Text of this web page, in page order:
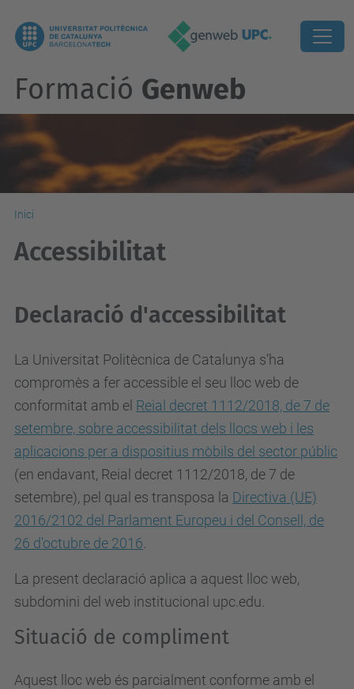
Formació Genweb
Inici
Accessibilitat
Declaració d'accessibilitat
La Universitat Politècnica de Catalunya s’ha
compromès a fer accessible el seu lloc web de
conformitat amb el Reial decret 1112/2018, de 7 de
setembre, sobre accessibilitat dels llocs web i les
aplicacions per a dispositius mòbils del sector públic
(en endavant, Reial decret 1112/2018, de 7 de
setembre), pel qual es transposa la Directiva (UE)
2016/2102 del Parlament Europeu i del Consell, de
26 d'octubre de 2016
La present declaració aplica a aquest lloc web,
subdomini del web institucional upc.edu.
Situació de compliment
Aquest lloc web és parcialment conforme amb el